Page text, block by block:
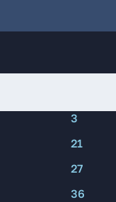
3
21
27
36